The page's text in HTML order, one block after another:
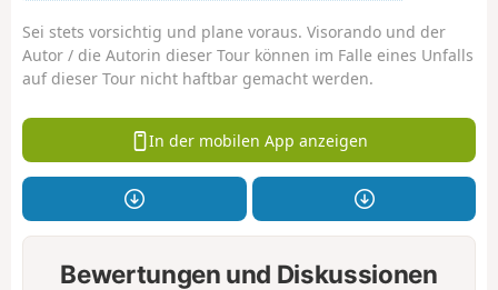
Sei stets vorsichtig und plane voraus. Visorando und der
Autor / die Autorin dieser Tour können im Falle eines Unfalls
auf dieser Tour nicht haftbar gemacht werden.
In der mobilen App anzeigen
Bewertungen und Diskussionen